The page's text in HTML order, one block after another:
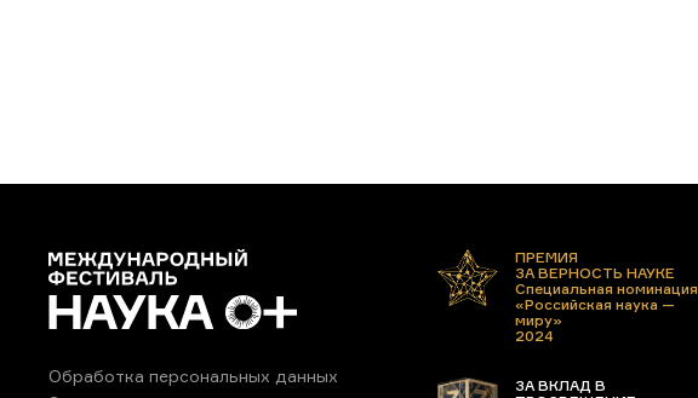
Обработка персональных данных
ПРЕМИЯ
ЗА ВЕРНОСТЬ НАУКЕ
Специальная номинация
«Российская наука —
миру»
2024
ЗА ВКЛАД В